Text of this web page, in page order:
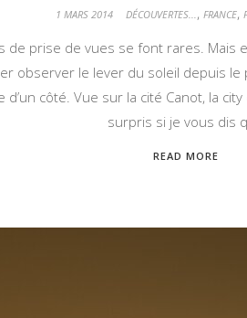
1 MARS 2014 DÉCOUVERTES... , FRANCE,
de prise de vues se font rares. Mais
observer le lever du soleil depuis
d’un côté. Vue sur la cité Canot, la
surpris si je vous dis
READ MORE